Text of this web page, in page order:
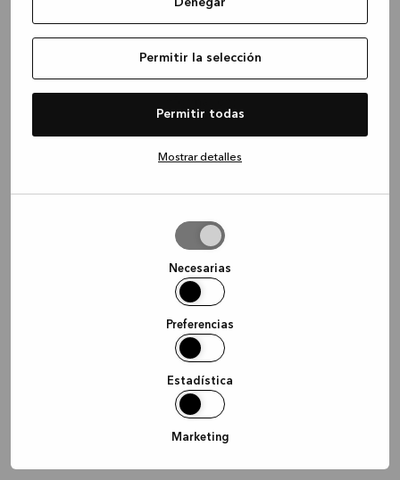
Denegar
Permitir la selección
Permitir todas
Mostrar detalles
Necesarias
Preferencias
Estadística
Marketing
Application error: a client-side exception has occurred
loadingwww.kvik.es (see the browser console for more